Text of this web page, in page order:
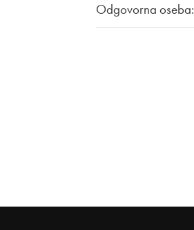
Odgovorna oseba: